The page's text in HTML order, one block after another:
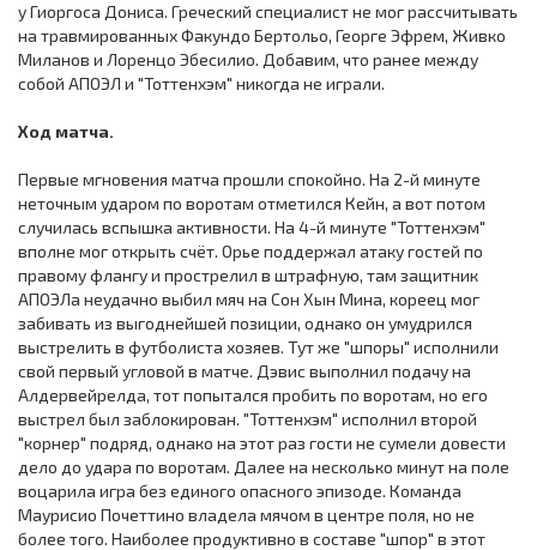
у Гиоргоса Дониса. Греческий специалист не мог рассчитывать
на травмированных Факундо Бертольо, Георге Эфрем, Живко
Миланов и Лоренцо Эбесилио. Добавим, что ранее между
собой АПОЭЛ и "Тоттенхэм" никогда не играли.
Ход матча.
Первые мгновения матча прошли спокойно. На 2-й минуте
неточным ударом по воротам отметился Кейн, а вот потом
случилась вспышка активности. На 4-й минуте "Тоттенхэм"
вполне мог открыть счёт. Орье поддержал атаку гостей по
правому флангу и прострелил в штрафную, там защитник
АПОЭЛа неудачно выбил мяч на Сон Хын Мина, кореец мог
забивать из выгоднейшей позиции, однако он умудрился
выстрелить в футболиста хозяев. Тут же "шпоры" исполнили
свой первый угловой в матче. Дэвис выполнил подачу на
Алдервейрелда, тот попытался пробить по воротам, но его
выстрел был заблокирован. "Тоттенхэм" исполнил второй
"корнер" подряд, однако на этот раз гости не сумели довести
дело до удара по воротам. Далее на несколько минут на поле
воцарила игра без единого опасного эпизоде. Команда
Маурисио Почеттино владела мячом в центре поля, но не
более того. Наиболее продуктивно в составе "шпор" в этот